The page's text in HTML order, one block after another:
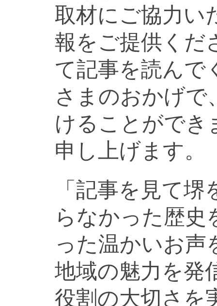
取材にご協力い
報をご提供くだ
て記事を読んで
さまのおかげで
けることができ
申し上げます。
「記事を見て
らなかった歴史
った温かいお声
地域の魅力を発
役割の大切さを